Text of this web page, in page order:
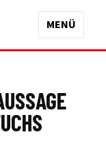
MENÜ